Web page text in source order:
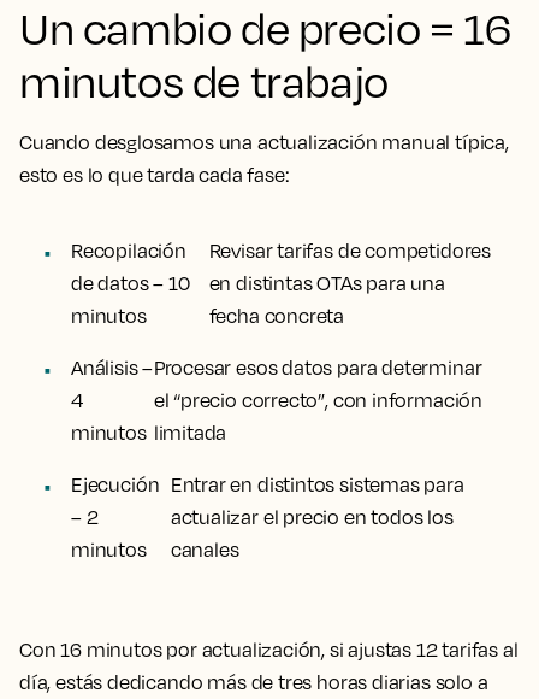
Un cambio de precio = 16
minutos de trabajo
Cuando desglosamos una actualización manual típica,
esto es lo que tarda cada fase:
Recopilación
de datos – 10
minutos
Revisar tarifas de competidores
en distintas OTAs para una
fecha concreta
Análisis –
4
minutos
Procesar esos datos para determinar
el “precio correcto”, con información
limitada
Ejecución
– 2
minutos
Entrar en distintos sistemas para
actualizar el precio en todos los
canales
Con 16 minutos por actualización, si ajustas 12 tarifas al
día, estás dedicando más de tres horas diarias solo a